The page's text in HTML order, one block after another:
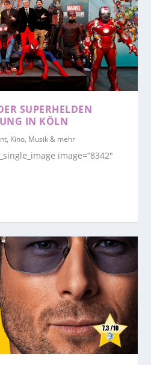
SUPERHELDEN
IN KÖLN
Kino, Musik & mehr
image=“8342″